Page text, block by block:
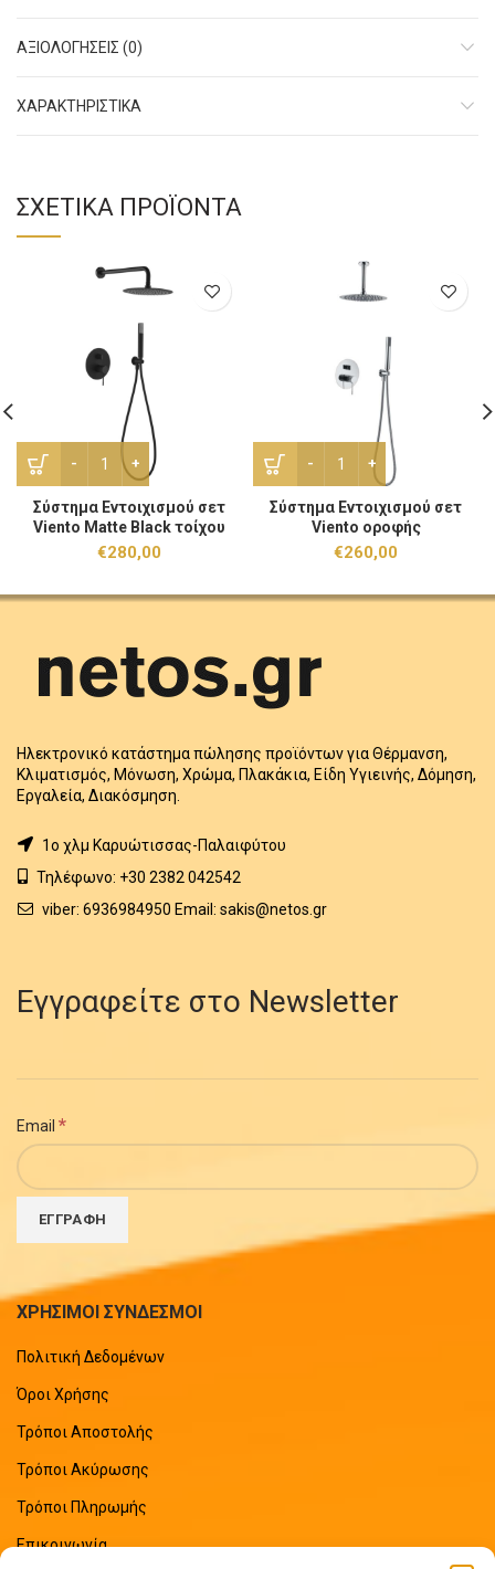
ΑΞΙΟΛΟΓΉΣΕΙΣ (0)
ΧΑΡΑΚΤHΡΙΣΤΙΚΑ
ΣΧΕΤΙΚΆ ΠΡΟΪΌΝΤΑ
Σύστημα Εντοιχισμού σετ Viento Matte Black τοίχου
Σύστημα Εντοιχισμού σετ
Viento Matte Black τοίχου
€280,00
Σύστημα Εντοιχισμού
Σύστημα Εντοιχισμού σετ
Viento οροφής
€260,00
Ηλεκτρονικό κατάστημα πώλησης προϊόντων για Θέρμανση,
Κλιματισμός, Μόνωση, Χρώμα, Πλακάκια, Είδη Υγιεινής, Δόμηση,
Εργαλεία, Διακόσμηση.
1o χλμ Καρυώτισσας-Παλαιφύτου
Τηλέφωνο: +30 2382 042542
viber: 6936984950 Email: sakis@netos.gr
Εγγραφείτε στο Newsletter
Email *
ΧΡΗΣΙΜΟΙ ΣΥΝΔΕΣΜΟΙ
Πολιτική Δεδομένων
Όροι Χρήσης
Τρόποι Αποστολής
Τρόποι Ακύρωσης
Τρόποι Πληρωμής
Επικοινωνία